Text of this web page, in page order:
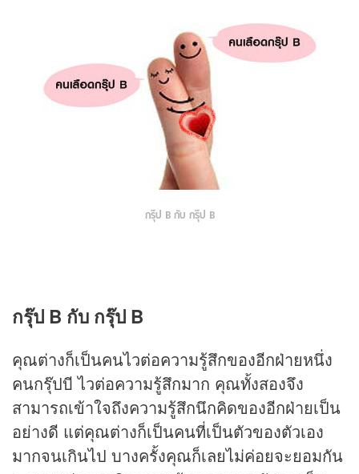
กรุ๊ป B กับ กรุ๊ป B
กรุ๊ป B กับ กรุ๊ป B
คุณต่างก็เป็นคนไวต่อความรู้สึกของอีกฝ่ายหนึ่ง
คนกรุ๊ปบี ไวต่อความรู้สึกมาก คุณทั้งสองจึง
สามารถเข้าใจถึงความรู้สึกนึกคิดของอีกฝ่ายเป็น
อย่างดี แต่คุณต่างก็เป็นคนที่เป็นตัวของตัวเอง
มากจนเกินไป บางครั้งคุณก็เลยไม่ค่อยจะยอมกัน